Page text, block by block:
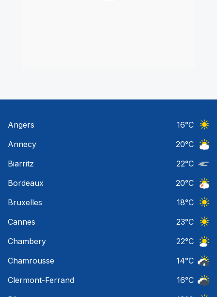
Angers 16°C
Annecy
20°C
Biarritz
22°C
Bordeaux
20°C
Bruxelles
18°C
Cannes
23°C
Chambery
22°C
Chamrousse
14°C
Clermont-Ferrand
16°C